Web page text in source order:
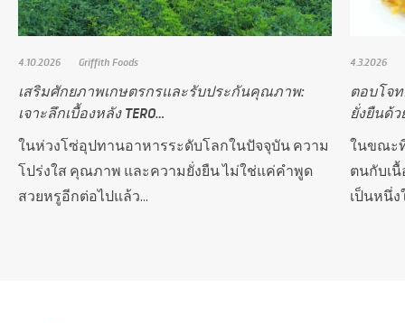
4.10.2026 Griffith Foods
เสริมศักยภาพเกษตรกรและรับประกันคุณภาพ:
เจาะลึกเบื้องหลัง TERO…
ในห่วงโซ่อุปทานอาหารระดับโลกในปัจจุบัน ความ
โปร่งใส คุณภาพ และความยั่งยืน ไม่ใช่แค่คำพูด
สวยหรูอีกต่อไปแล้ว...
4.3.2026
ตอบโจ
ยั่งยืนด้
ในขณะ
ตนกับเ
เป็นหนึ่